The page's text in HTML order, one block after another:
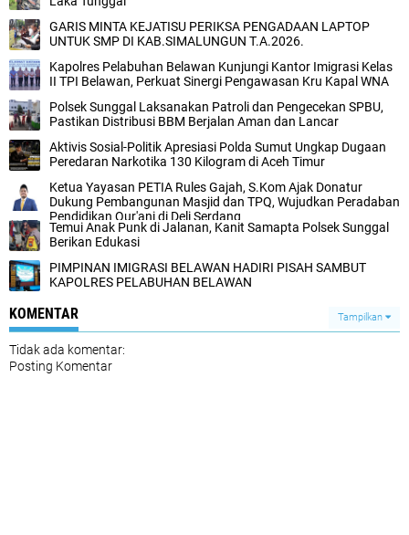
GARIS MINTA KEJATISU PERIKSA PENGADAAN LAPTOP
UNTUK SMP DI KAB.SIMALUNGUN T.A.2026.
Kapolres Pelabuhan Belawan Kunjungi Kantor Imigrasi Kelas
II TPI Belawan, Perkuat Sinergi ‎Pengawasan Kru Kapal WNA ‎‎
Polsek Sunggal Laksanakan Patroli dan Pengecekan SPBU,
Pastikan Distribusi BBM Berjalan Aman dan Lancar
Aktivis Sosial-Politik Apresiasi Polda Sumut Ungkap Dugaan
Peredaran Narkotika 130 Kilogram di Aceh Timur
Ketua Yayasan PETIA Rules Gajah, S.Kom Ajak Donatur
Dukung Pembangunan Masjid dan TPQ, Wujudkan Peradaban
Pendidikan Qur'ani di Deli Serdang
Temui Anak Punk di Jalanan, Kanit Samapta Polsek Sunggal
Berikan Edukasi
PIMPINAN IMIGRASI BELAWAN HADIRI PISAH SAMBUT
KAPOLRES PELABUHAN BELAWAN
KOMENTAR Tampilkan
Tidak ada komentar:
Posting Komentar